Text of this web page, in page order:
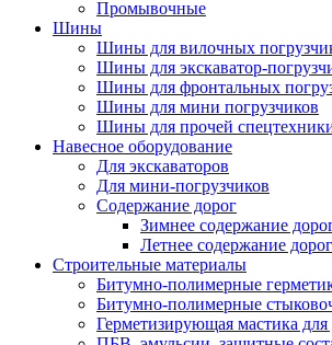
Промывочные
Шины
Шины для вилочных
Шины для экскаватор-
Шины для фронтальных
Шины для мини погрузчиков
Шины для прочей
Навесное оборудование
Для экскаваторов
Для мини-погрузчиков
Содержание дорог
Зимнее содержание
Летнее содержание дорог
Строительные материалы
Битумно-полимерные
Битумно-полимерные
Герметизирующая мастика для